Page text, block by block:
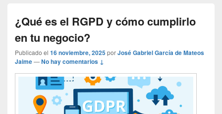
¿Qué es el RGPD y cómo cumplirlo
en tu negocio?
Publicado el 16 noviembre, 2025porJosé Gabriel García de Mateos
Jaime—No hay comentarios ↓